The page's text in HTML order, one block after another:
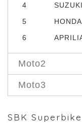
4
SUZUKI
5
HONDA
6
Moto2
Moto3
SBK